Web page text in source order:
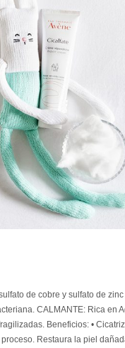
de cobre y sulfato de zinc
CALMANTE: Rica en
Beneficios: •
Restaura la piel